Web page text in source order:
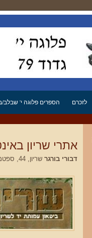
לזכרם הספרים פלוגה י'
אתרי שריון
דבורי בורגר שריון, 44, ספטמבר 2013 06.10.2013 08:47